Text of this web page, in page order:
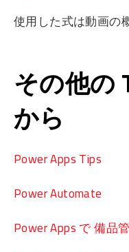
使用した式は動画の
その他の
から
Power Apps Tips
Power Automate
Power Apps で 備品